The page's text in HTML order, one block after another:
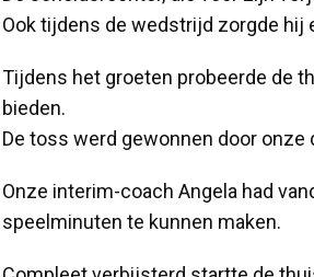
Ook tijdens de wedstrijd zorgde hij
Tijdens het groeten probeerde de
bieden.
De toss werd gewonnen door
Onze interim-coach Angela had
speelminuten te kunnen maken.